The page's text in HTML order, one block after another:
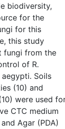
biodiversity,
for the
for this
this study
fungi from the
of R.
Soils
(10) and
were used
CTC medium
Agar (PDA)